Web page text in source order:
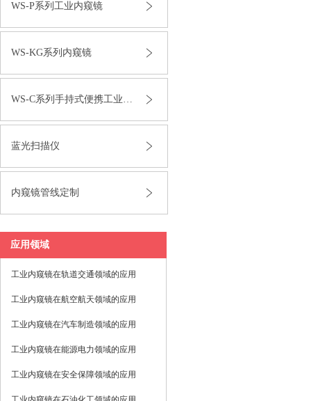
WS-P系列工业内窥镜
WS-KG系列内窥镜
WS-C系列手持式便携工业内窥镜
蓝光扫描仪
内窥镜管线定制
应用领域
工业内窥镜在轨道交通领域的应用
工业内窥镜在航空航天领域的应用
工业内窥镜在汽车制造领域的应用
工业内窥镜在能源电力领域的应用
工业内窥镜在安全保障领域的应用